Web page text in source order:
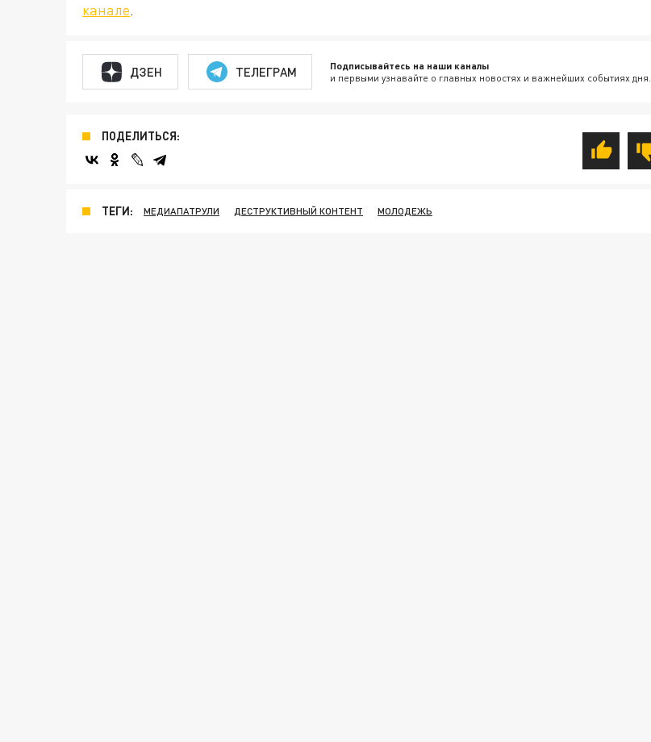
канале.
ДЗЕН ТЕЛЕГРАМ Подписывайтесь на наши каналы
и первыми узнавайте о главных новостях и важнейших событиях дня.
ПОДЕЛИТЬСЯ:
ТЕГИ: МЕДИАПАТРУЛИ ДЕСТРУКТИВНЫЙ КОНТЕНТ МОЛОДЕЖЬ